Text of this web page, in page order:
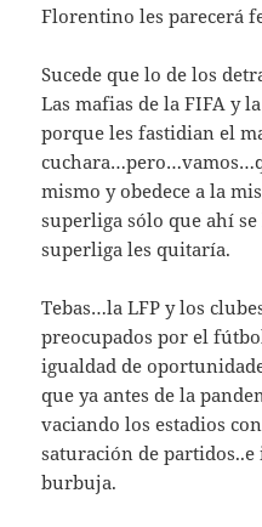
Florentino les parecerá
Sucede que lo de los
Las mafias de la FIFA y
porque les fastidian el
mismo y obedece a la
superliga sólo que ahí
superliga les quitaría.
Tebas…la LFP y los
preocupados por el
igualdad de
que ya antes de la
vaciando los estadios
saturación de
burbuja.